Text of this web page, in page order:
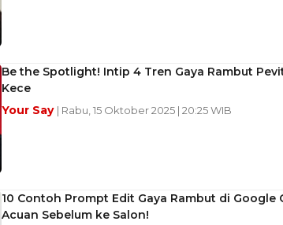
Be the Spotlight! Intip 4 Tren Gaya Rambut
Kece
Your Say | Rabu, 15 Oktober 2025 | 20:25 WIB
10 Contoh Prompt Edit Gaya Rambut di Google
Acuan Sebelum ke Salon!